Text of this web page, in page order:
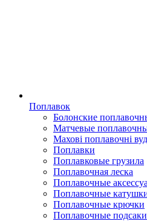
Поплавок
Болонские
Матчевые
Махові поплавочні
Поплавки
Поплавковые грузила
Поплавочная леска
Поплавочные
Поплавочные
Поплавочные крючки
Поплавочные подсаки